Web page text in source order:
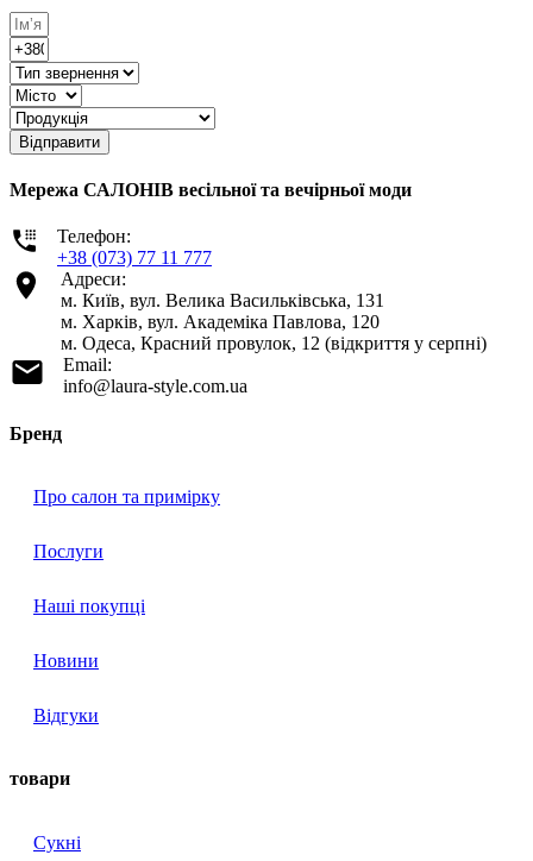
Відправити
Мережа САЛОНІВ весільної та вечірньої моди
Телефон:
+38 (073) 77 11 777
Адреси:
м. Київ, вул. Велика Васильківська, 131
м. Харків, вул. Академіка Павлова, 120
м. Одеса, Красний провулок, 12 (відкриття у серпні)
Email:
info@laura-style.com.ua
Бренд
Про салон та примірку
Послуги
Наші покупці
Новини
Відгуки
товари
Сукні